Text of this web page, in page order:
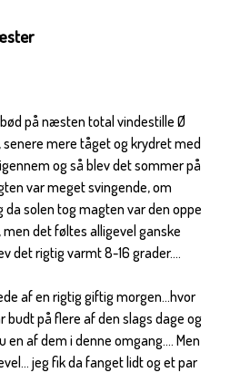
på næsten total vindestille Ø
mere tåget og krydret med
og så blev det sommer på
var meget svingende, om
solen tog magten var den oppe
det føltes alligevel ganske
det rigtig varmt 8-16 grader....
af en rigtig giftig morgen...hvor
budt på flere af den slags dage og
af dem i denne omgang.... Men
jeg fik da fanget lidt og et par